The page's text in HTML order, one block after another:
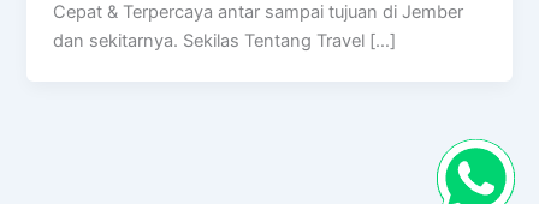
Cepat & Terpercaya antar sampai tujuan di Jember
dan sekitarnya. Sekilas Tentang Travel […]